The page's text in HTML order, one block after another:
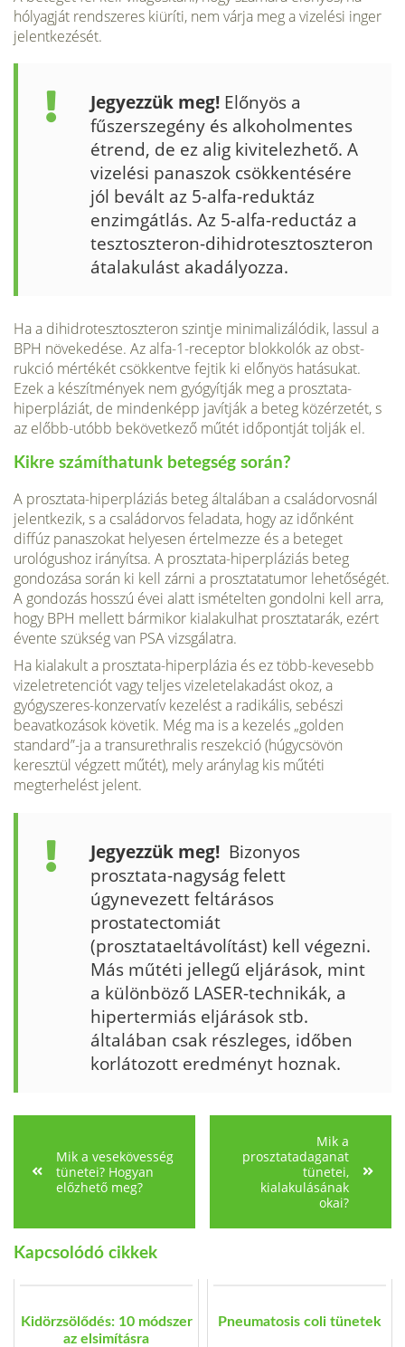
hólyagját rendsze­res kiüríti, nem várja meg a vizelési inger
jelentkezését.
Jegyezzük meg! Előnyös a
fűszerszegény és alkoholmentes
étrend, de ez alig kivitelezhető. A
vizelési panaszok csökkenté­sére
jól bevált az 5-alfa-reduktáz
enzimgátlás. Az 5-alfa-reductáz a
tesztoszteron-dihidrotesztoszteron
átalakulást akadályozza.
Ha a dihidrotesztoszteron szintje minimalizálódik, lassul a
BPH növekedése. Az alfa-1-receptor blokkolók az obst-
rukció mértékét csökkentve fejtik ki előnyös hatásukat.
Ezek a készítmények nem gyógyítják meg a prosztata-
hiperpláziát, de mindenképp javítják a beteg közérze­tét, s
az előbb-utóbb bekövetkező műtét időpontját tolják el.
Kikre számíthatunk betegség során?
A prosztata-hiperpláziás beteg általában a családorvosnál
jelentkezik, s a családorvos feladata, hogy az időnként
diffúz panaszokat helyesen értel­mezze és a beteget
urológushoz irányítsa. A prosztata-hiperpláziás beteg
gondozása során ki kell zárni a prosztatatumor lehetőségét.
A gondozás hosszú évei alatt ismételten gondolni kell arra,
hogy BPH mellett bármi­kor kialakulhat prosztatarák, ezért
évente szükség van PSA vizsgálatra.
Ha kialakult a prosztata-hiperplázia és ez több-kevesebb
vizeletretenciót vagy teljes vizeletelakadást okoz, a
gyógyszeres-konzervatív kezelést a radikális, sebészi
beavatkozások követik. Még ma is a kezelés „golden
standard”-ja a transurethralis reszekció (húgycsövön
keresztül végzett műtét), mely aránylag kis műtéti
megterhelést jelent.
Jegyezzük meg! Bizonyos
prosztata-nagyság felett
úgynevezett feltárásos
prostatectomiát
(prosztataeltávolítást) kell végezni.
Más műtéti jellegű eljárások, mint
a különböző LASER-technikák, a
hipertermiás eljárások stb.
általában csak részleges, időben
korlátozott eredményt hoznak.
Mik a vesekövesség
tünetei? Hogyan
előzhető meg?
Mik a
prosztatadaganat
tünetei,
kialakulásának
okai?
Kapcsolódó cikkek
Kidörzsölődés: 10 módszer
az elsimításra
Pneumatosis coli tünetek